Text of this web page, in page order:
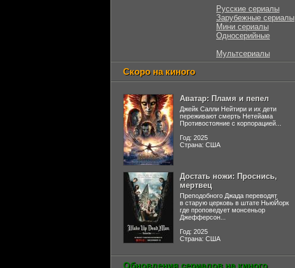
Русские сериалы
Зарубежные сериалы
Мини сериалы
Односерийные
Мультсериалы
Скоро на киного
Аватар: Пламя и пепел
Джейк Салли Нейтири и их дети
переживают смерть Нетейама
Противостояние с корпорацией...
Год: 2025
Страна: США
Достать ножи: Проснись,
мертвец
Преподобного Джада переводят
в старую церковь в штате НьюЙорк
где проповедует монсеньор
Джефферсон...
Год: 2025
Страна: США
Обновления сериалов на киного